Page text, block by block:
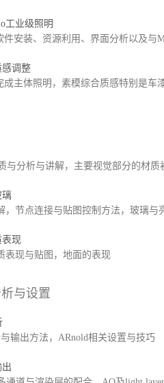
工业级照明
件安装、资源利用、界面分析以及与
调整
成主体照明，素模综合质感特别是车
与分析与讲解，主要视觉部分的材质
，节点连接与贴图控制方法，玻璃与
表现
表现与贴图，地面的表现
与设置
输出方法，ARnold相关设置与技巧